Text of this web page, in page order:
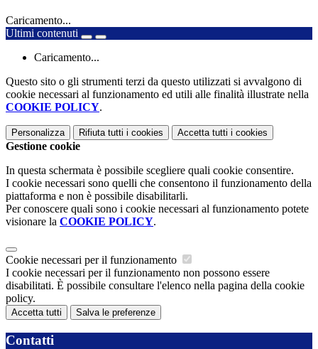
Caricamento...
Ultimi contenuti
Caricamento...
Questo sito o gli strumenti terzi da questo utilizzati si avvalgono di
cookie necessari al funzionamento ed utili alle finalità illustrate nella
COOKIE POLICY.
Personalizza Rifiuta tutti i cookies Accetta tutti i cookies
Gestione cookie
In questa schermata è possibile scegliere quali cookie consentire.
I cookie necessari sono quelli che consentono il funzionamento della
piattaforma e non è possibile disabilitarli.
Per conoscere quali sono i cookie necessari al funzionamento potete
visionare la COOKIE POLICY.
Cookie necessari per il funzionamento
I cookie necessari per il funzionamento non possono essere
disabilitati. È possibile consultare l'elenco nella pagina della cookie
policy.
Accetta tutti Salva le preferenze
Contatti